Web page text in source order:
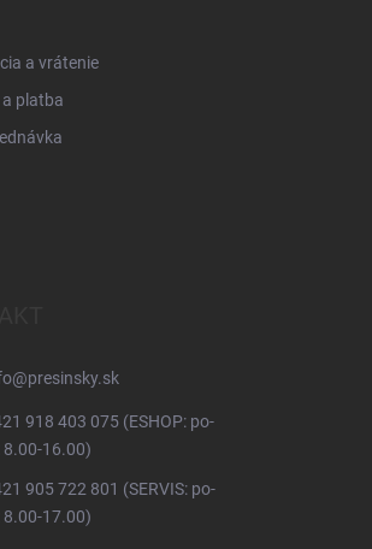
a vrátenie
platba
@presinsky.sk
918 403 075 (ESHOP: po-
8.00-16.00)
905 722 801 (SERVIS: po-
8.00-17.00)